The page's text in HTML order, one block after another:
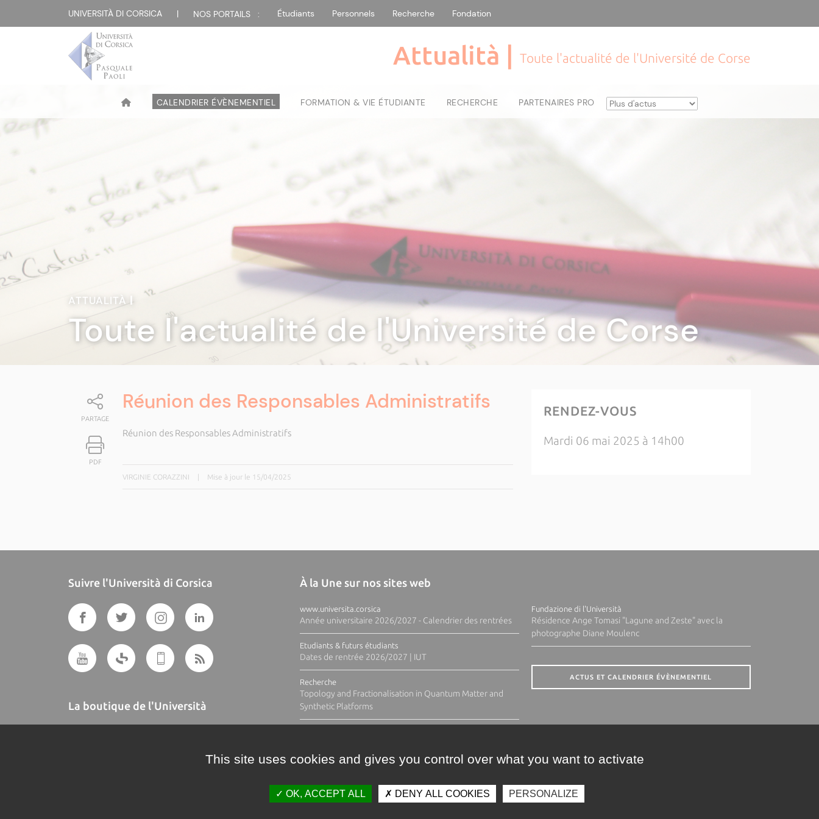
UNIVERSITÀ DI CORSICA | NOS PORTAILS : Étudiants Personnels Recherche Fondation
Attualità | Toute l'actualité de l'Université de Corse
CALENDRIER ÉVÈNEMENTIEL FORMATION & VIE ÉTUDIANTE RECHERCHE PARTENAIRES PRO
ATTUALITÀ|
Toute l'actualité de l'Université de Corse
PARTAGE
PDF
Réunion des Responsables Administratifs
Réunion des Responsables Administratifs
VIRGINIE CORAZZINI Mise à jour le 15/04/2025
RENDEZ-VOUS
Mardi 06 mai 2025 à 14h00
Suivre l'Università di Corsica
La boutique de l'Università
À la Une sur nos sites web
www.universita.corsica
Année universitaire 2026/2027 - Calendrier des rentrées
Etudiants & futurs étudiants
Dates de rentrée 2026/2027 | IUT
Recherche
Topology and Fractionalisation in Quantum Matter and
Synthetic Platforms
Fundazione di l'Università
Résidence Ange Tomasi "Lagune and Zeste" avec la
photographe Diane Moulenc
ACTUS ET CALENDRIER ÉVÈNEMENTIEL
This site uses cookies and gives you control over what you want to activate
OK, ACCEPT ALL DENY ALL COOKIES PERSONALIZE